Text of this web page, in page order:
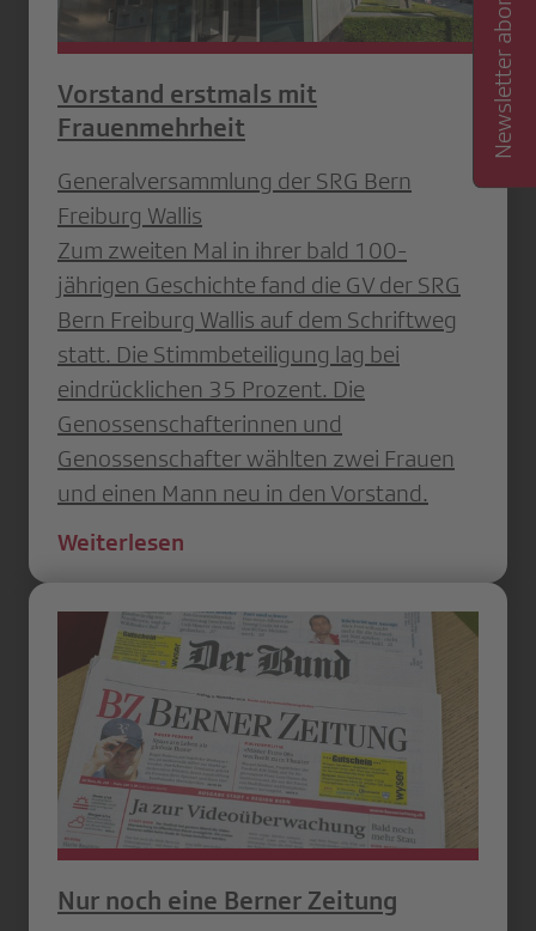
Vorstand erstmals mit
Frauenmehrheit
Generalversammlung der SRG Bern
Freiburg Wallis
Zum zweiten Mal in ihrer bald 100-
jährigen Geschichte fand die GV der SRG
Bern Freiburg Wallis auf dem Schriftweg
statt. Die Stimmbeteiligung lag bei
eindrücklichen 35 Prozent. Die
Genossenschafterinnen und
Genossenschafter wählten zwei Frauen
und einen Mann neu in den Vorstand.
Weiterlesen
Nur noch eine Berner Zeitung